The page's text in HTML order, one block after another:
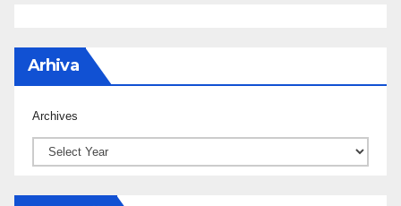
Arhiva
Archives